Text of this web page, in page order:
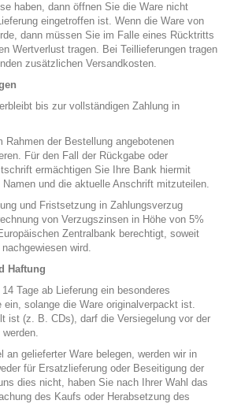
haben, dann öffnen Sie die Ware nicht
eingetroffen ist. Wenn die Ware von
dann müssen Sie im Falle eines Rücktritts
Wertverlust tragen. Bei Teillieferungen tragen
zusätzlichen Versandkosten.
bis zur vollständigen Zahlung in
Rahmen der Bestellung angebotenen
Für den Fall der Rückgabe oder
ermächtigen Sie Ihre Bank hiermit
und die aktuelle Anschrift mitzuteilen.
und Fristsetzung in Zahlungsverzug
von Verzugszinsen in Höhe von 5%
Zentralbank berechtigt, soweit
wird.
Haftung
Tage ab Lieferung ein besonderes
ein, solange die Ware originalverpackt ist.
ist (z. B. CDs), darf die Versiegelung vor der
an gelieferter Ware belegen, werden wir in
für Ersatzlieferung oder Beseitigung der
dies nicht, haben Sie nach Ihrer Wahl das
des Kaufs oder Herabsetzung des